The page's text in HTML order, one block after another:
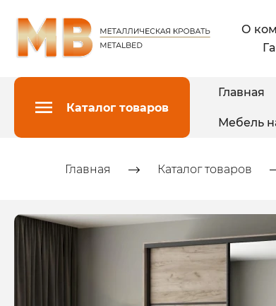
О
Каталог товаров
Главная
Мебель
Главная Каталог товаров